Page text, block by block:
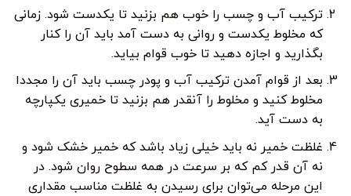
ترکیب آب و چسب را خوب هم بزنید تا یکدست شود. زمانی
که مخلوط یکدست و روانی به دست آمد باید آن را کنار
بگذارید و اجازه دهید تا خوب قوام بیاید.
بعد از قوام آمدن ترکیب آب و پودر چسب باید آن را مجددا
مخلوط کنید و مخلوط را آنقدر هم بزنید تا خمیری یکپارچه
به دست آید.
غلظت خمیر نه باید خیلی زیاد باشد که خمیر خشک شود و
نه آن قدر کم که بر سرعت در همه سطوح روان شود. در
این مرحله می‌توان برای رسیدن به غلظت مناسب مقداری